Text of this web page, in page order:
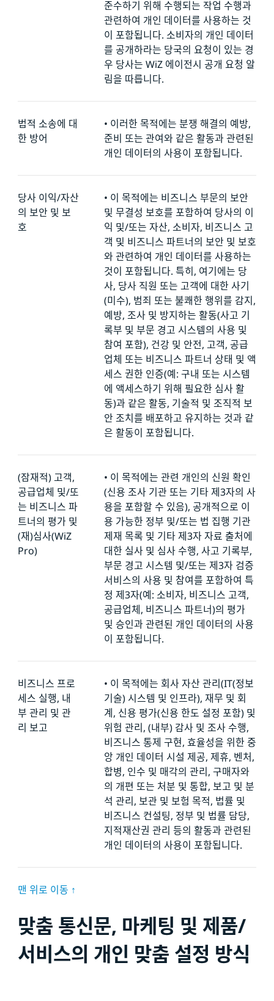
준수하기 위해 수행되는 작업 수행과
관련하여 개인 데이터를 사용하는 것
이 포함됩니다. 소비자의 개인 데이터
를 공개하라는 당국의 요청이 있는 경
우 당사는 WiZ 에이전시 공개 요청 알
림을 따릅니다.
법적 소송에 대
한 방어
• 이러한 목적에는 분쟁 해결의 예방,
준비 또는 관여와 같은 활동과 관련된
개인 데이터의 사용이 포함됩니다.
당사 이익/자산
의 보안 및 보
호
• 이 목적에는 비즈니스 부문의 보안
및 무결성 보호를 포함하여 당사의 이
익 및/또는 자산, 소비자, 비즈니스 고
객 및 비즈니스 파트너의 보안 및 보호
와 관련하여 개인 데이터를 사용하는
것이 포함됩니다. 특히, 여기에는 당
사, 당사 직원 또는 고객에 대한 사기
(미수), 범죄 또는 불쾌한 행위를 감지,
예방, 조사 및 방지하는 활동(사고 기
록부 및 부문 경고 시스템의 사용 및
참여 포함), 건강 및 안전, 고객, 공급
업체 또는 비즈니스 파트너 상태 및 액
세스 권한 인증(예: 구내 또는 시스템
에 액세스하기 위해 필요한 심사 활
동)과 같은 활동, 기술적 및 조직적 보
안 조치를 배포하고 유지하는 것과 같
은 활동이 포함됩니다.
(잠재적) 고객,
공급업체 및/또
는 비즈니스 파
트너의 평가 및
(재)심사(WiZ
Pro)
• 이 목적에는 관련 개인의 신원 확인
(신용 조사 기관 또는 기타 제3자의 사
용을 포함할 수 있음), 공개적으로 이
용 가능한 정부 및/또는 법 집행 기관
제재 목록 및 기타 제3자 자료 출처에
대한 실사 및 심사 수행, 사고 기록부,
부문 경고 시스템 및/또는 제3자 검증
서비스의 사용 및 참여를 포함하여 특
정 제3자(예: 소비자, 비즈니스 고객,
공급업체, 비즈니스 파트너)의 평가
및 승인과 관련된 개인 데이터의 사용
이 포함됩니다.
비즈니스 프로
세스 실행, 내
부 관리 및 관
리 보고
• 이 목적에는 회사 자산 관리(IT(정보
기술) 시스템 및 인프라), 재무 및 회
계, 신용 평가(신용 한도 설정 포함) 및
위험 관리, (내부) 감사 및 조사 수행,
비즈니스 통제 구현, 효율성을 위한 중
앙 개인 데이터 시설 제공, 제휴, 벤처,
합병, 인수 및 매각의 관리, 구매자와
의 개편 또는 처분 및 통합, 보고 및 분
석 관리, 보관 및 보험 목적, 법률 및
비즈니스 컨설팅, 정부 및 법률 담당,
지적재산권 관리 등의 활동과 관련된
개인 데이터의 사용이 포함됩니다.
맨 위로 이동 ↑
맞춤 통신문, 마케팅 및 제품/
서비스의 개인 맞춤 설정 방식